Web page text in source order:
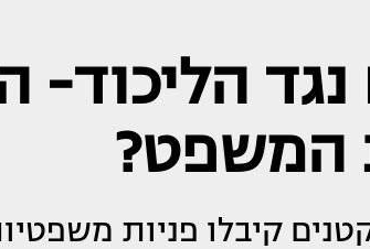
הליכוד-
המשפט?
קיבלו פניות